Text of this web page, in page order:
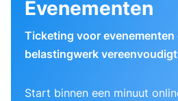
Evenementen
Ticketing voor evenementen
belastingwerk vereenvoudigt
Start binnen een minuut